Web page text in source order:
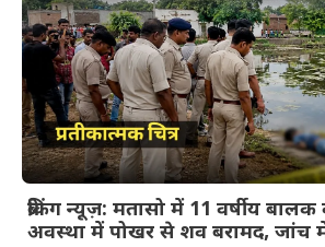
ब्रेकिंग न्यूज़: मतासो में 11 वर्षीय
अवस्था में पोखर से शव बरामद, जांच